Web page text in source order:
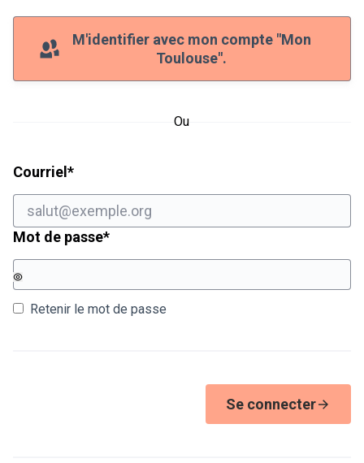
M'identifier avec mon compte "Mon
Toulouse".
Ou
Courriel *Champ obligatoire
Mot de passe*Champ obligatoire
Retenir le mot de passe
Se connecter